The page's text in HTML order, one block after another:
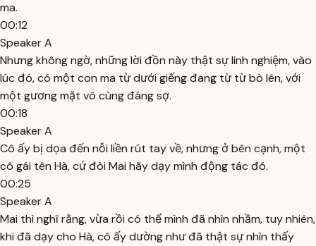
ma.
00:12
Speaker A
Nhưng không ngờ, những lời đồn này thật sự linh nghiệm, vào
lúc đó, có một con ma từ dưới giếng đang từ từ bò lên, với
một gương mặt vô cùng đáng sợ.
00:18
Speaker A
Cô ấy bị dọa đến nỗi liền rút tay về, nhưng ở bên cạnh, một
cô gái tên Hà, cứ đòi Mai hãy dạy mình động tác đó.
00:25
Speaker A
Mai thì nghĩ rằng, vừa rồi có thể mình đã nhìn nhầm, tuy nhiên,
khi đã dạy cho Hà, cô ấy dường như đã thật sự nhìn thấy